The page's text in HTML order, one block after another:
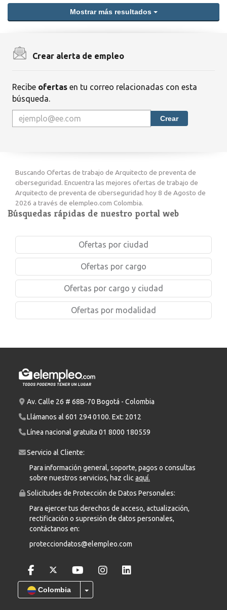
Mostrar más resultados
Crear alerta de empleo
Recibe ofertas en tu correo relacionadas con esta
búsqueda.
Crear
Buscando Ofertas de trabajo de Arquitecto de preventa de
ciberseguridad. Encuentra las mejores ofertas de trabajo de
Arquitecto de preventa de ciberseguridad hoy 8 de Agosto de
2026 a través de elempleo.com Colombia.
Búsquedas rápidas de nuestro portal web
Ofertas por ciudad
Ofertas por cargo
Ofertas por cargo y ciudad
Ofertas por modalidad
Av. Calle 26 # 68B-70 Bogotá - Colombia
Llámanos al 601 294 0100. Ext: 2012
Línea nacional gratuita 01 8000 180559
Servicio al Cliente:
Para información general, soporte, pagos o consultas
sobre nuestros servicios, haz clicaquí.
Solicitudes de Protección de Datos Personales:
Para ejercer tus derechos de acceso, actualización,
rectificación o supresión de datos personales,
contáctanos en:
protecciondatos@elempleo.com
Colombia